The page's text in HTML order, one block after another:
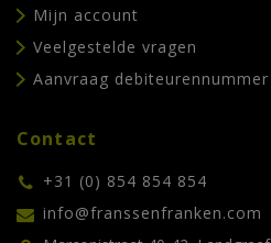
Mijn account
Veelgestelde vragen
Aanvraag debiteurennummer
Contact
+31 (0) 854 854 854
info@franssenfranken.com